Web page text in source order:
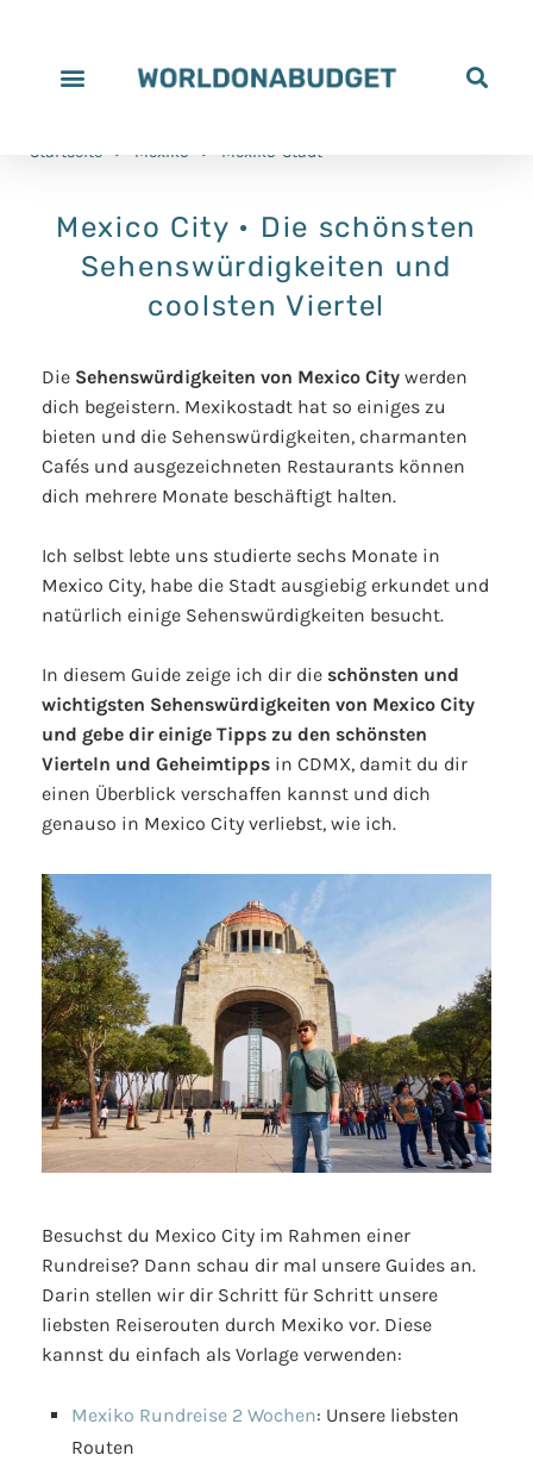
Startseite > Mexiko > Mexiko-Stadt
Mexico City • Die schönsten
Sehenswürdigkeiten und
coolsten Viertel
Die Sehenswürdigkeiten von Mexico City werden
dich begeistern. Mexikostadt hat so einiges zu
bieten und die Sehenswürdigkeiten, charmanten
Cafés und ausgezeichneten Restaurants können
dich mehrere Monate beschäftigt halten.
Ich selbst lebte uns studierte sechs Monate in
Mexico City, habe die Stadt ausgiebig erkundet und
natürlich einige Sehenswürdigkeiten besucht.
In diesem Guide zeige ich dir die schönsten und
wichtigsten Sehenswürdigkeiten von Mexico City
und gebe dir einige Tipps zu den schönsten
Vierteln und Geheimtipps in CDMX, damit du dir
einen Überblick verschaffen kannst und dich
genauso in Mexico City verliebst, wie ich.
Besuchst du Mexico City im Rahmen einer
Rundreise? Dann schau dir mal unsere Guides an.
Darin stellen wir dir Schritt für Schritt unsere
liebsten Reiserouten durch Mexiko vor. Diese
kannst du einfach als Vorlage verwenden:
Mexiko Rundreise 2 Wochen: Unsere liebsten
Routen